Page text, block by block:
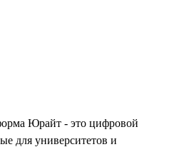
Юрайт - это цифровой
для университетов и